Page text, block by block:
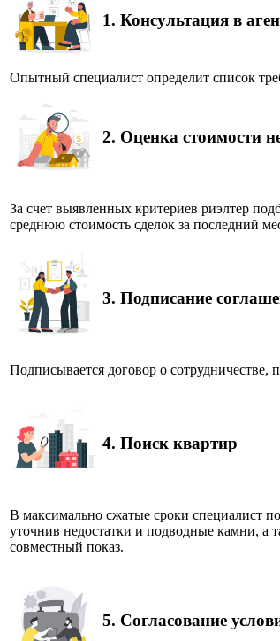
1. Консультация в
Опытный специалист определит список
2. Оценка стоимости
За счет выявленных критериев риэлтер
среднюю стоимость сделок за последний
3. Подписание
Подписывается договор о сотрудничестве,
4. Поиск квартир
В максимально сжатые сроки специалист
уточнив недостатки и подводные камни, а
совместный показ.
5. Согласование